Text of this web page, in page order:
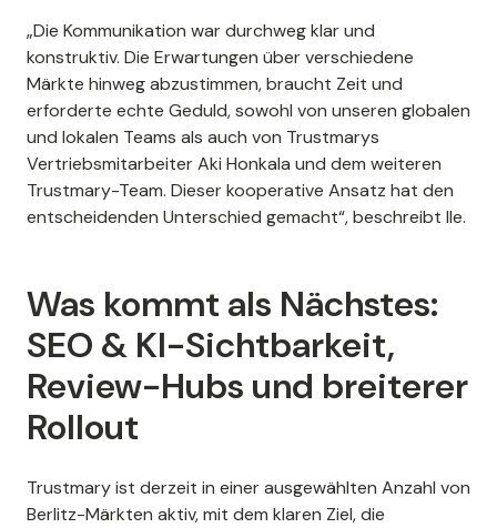
„Die Kommunikation war durchweg klar und
konstruktiv. Die Erwartungen über verschiedene
Märkte hinweg abzustimmen, braucht Zeit und
erforderte echte Geduld, sowohl von unseren globalen
und lokalen Teams als auch von Trustmarys
Vertriebsmitarbeiter Aki Honkala und dem weiteren
Trustmary-Team. Dieser kooperative Ansatz hat den
entscheidenden Unterschied gemacht“, beschreibt Ile.
Was kommt als Nächstes:
SEO & KI-Sichtbarkeit,
Review-Hubs und breiterer
Rollout
Trustmary ist derzeit in einer ausgewählten Anzahl von
Berlitz-Märkten aktiv, mit dem klaren Ziel, die